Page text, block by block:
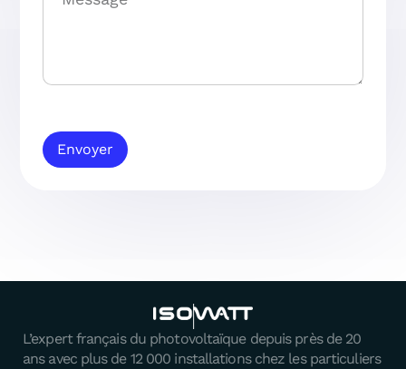
Envoyer
L’expert français du photovoltaïque depuis près de 20
ans avec plus de 12 000 installations chez les particuliers